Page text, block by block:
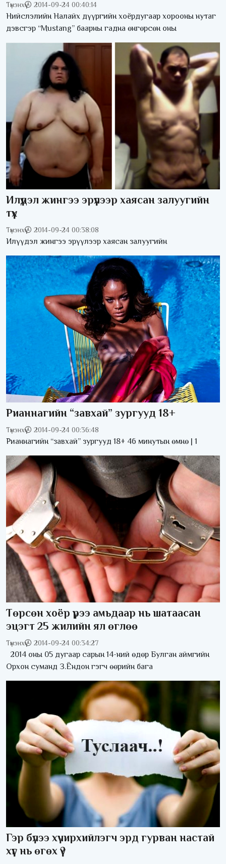
Түмэнхүү 2014-09-24 00:40:14
Нийслэлийн Налайх дүүргийн хоёрдугаар хорооны нутаг
дэвсгэр “Mustang” баарны гадна өнгөрсөн оны
Илүүдэл жингээ эрүүлээр хаясан залуугийн
түүх
Түмэнхүү 2014-09-24 00:38:08
Илүүдэл жингээ эрүүлээр хаясан залуугийн
Рианнагийн “завхай” зургууд 18+
Түмэнхүү 2014-09-24 00:36:48
Рианнагийн “завхай” зургууд 18+ 46 минутын өмнө | 1
Төрсөн хоёр үрээ амьдаар нь шатаасан
эцэгт 25 жилийн ял өглөө
Түмэнхүү 2014-09-24 00:34:27
2014 оны 05 дугаар сарын 14-ний өдөр Булган аймгийн
Орхон суманд З.Ёндон гэгч өөрийн бага
Гэр бүлээ хүчирхийлэгч эрд гурван настай
хүүг нь өгөх үү?